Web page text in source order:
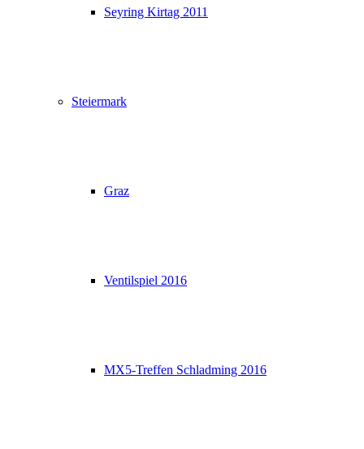
Seyring Kirtag 2011
Steiermark
Graz
Ventilspiel 2016
MX5-Treffen Schladming 2016